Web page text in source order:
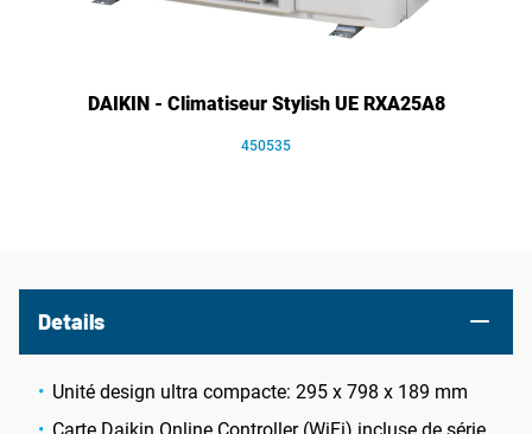
DAIKIN - Climatiseur Stylish UE RXA25A8
450535
Details
Unité design ultra compacte: 295 x 798 x 189 mm